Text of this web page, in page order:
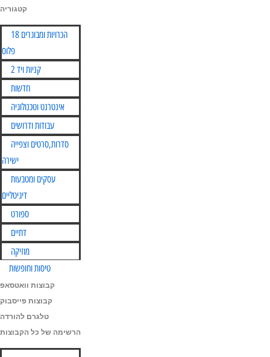
Skip
to
content
קטגוריה
הכרויות ומבוגרים 18
פלוס
קניות ויד 2
חדשות
אינטרנט וטכנולוגיה
עבודות ודרושים
סדרות,סרטים וצפייה
ישירה
עסקים ומטבעות
דיגיטליים
ספורט
דתיים
מוזיקה
טיסות וחופשות
קבוצות וואטסאפ
קבוצות פייסבוק
טלגרם להורדה
הרשימה של כל הקבוצות